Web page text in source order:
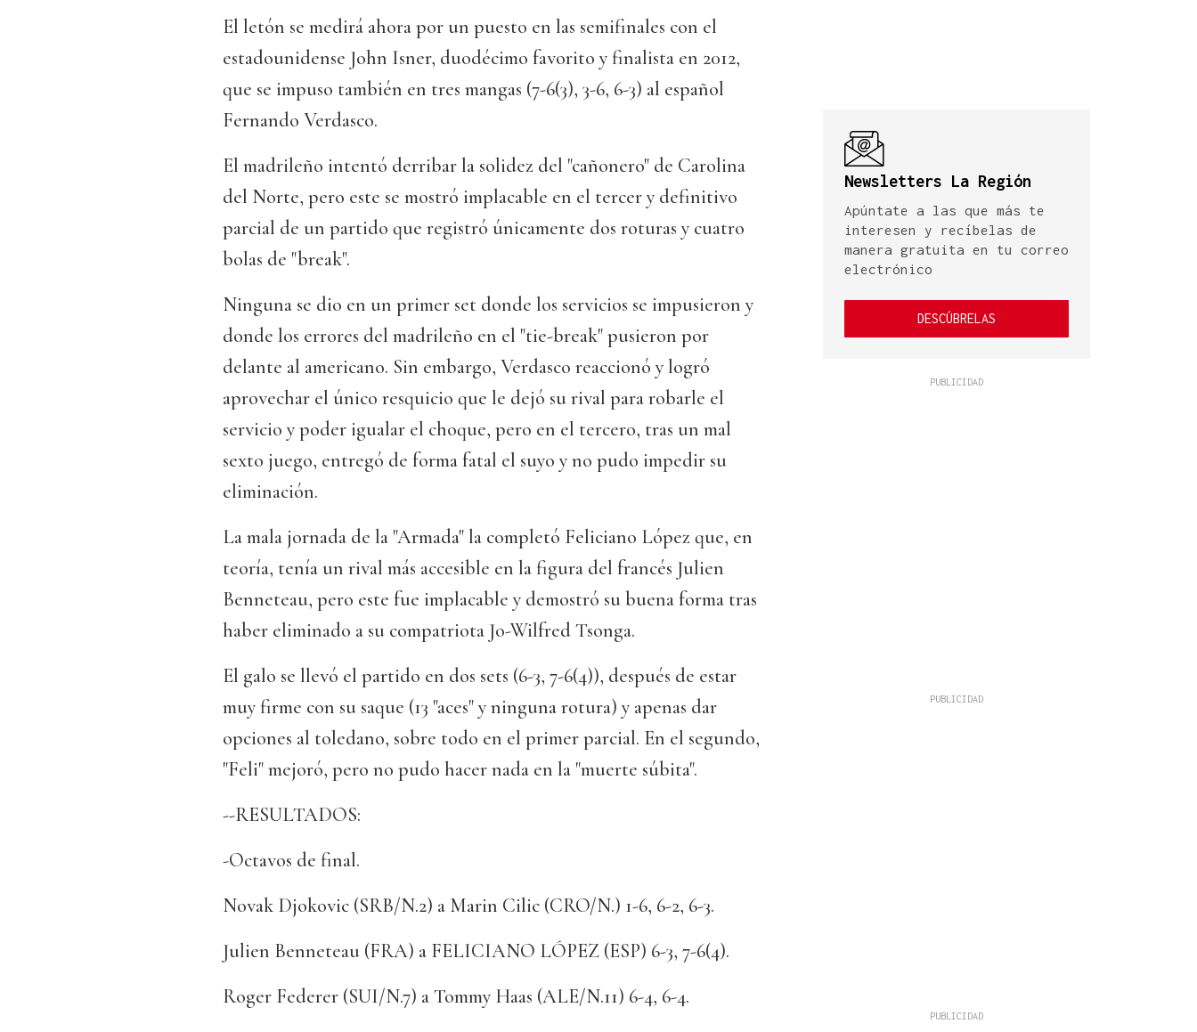
El letón se medirá ahora por un puesto en las semifinales con el
estadounidense John Isner, duodécimo favorito y finalista en 2012,
que se impuso también en tres mangas (7-6(3), 3-6, 6-3) al español
Fernando Verdasco.
El madrileño intentó derribar la solidez del "cañonero" de Carolina
del Norte, pero este se mostró implacable en el tercer y definitivo
parcial de un partido que registró únicamente dos roturas y cuatro
bolas de "break".
Ninguna se dio en un primer set donde los servicios se impusieron y
donde los errores del madrileño en el "tie-break" pusieron por
delante al americano. Sin embargo, Verdasco reaccionó y logró
aprovechar el único resquicio que le dejó su rival para robarle el
servicio y poder igualar el choque, pero en el tercero, tras un mal
sexto juego, entregó de forma fatal el suyo y no pudo impedir su
eliminación.
La mala jornada de la "Armada" la completó Feliciano López que, en
teoría, tenía un rival más accesible en la figura del francés Julien
Benneteau, pero este fue implacable y demostró su buena forma tras
haber eliminado a su compatriota Jo-Wilfred Tsonga.
El galo se llevó el partido en dos sets (6-3, 7-6(4)), después de estar
muy firme con su saque (13 "aces" y ninguna rotura) y apenas dar
opciones al toledano, sobre todo en el primer parcial. En el segundo,
"Feli" mejoró, pero no pudo hacer nada en la "muerte súbita".
--RESULTADOS:
-Octavos de final.
Novak Djokovic (SRB/N.2) a Marin Cilic (CRO/N.) 1-6, 6-2, 6-3.
Julien Benneteau (FRA) a FELICIANO LÓPEZ (ESP) 6-3, 7-6(4).
Roger Federer (SUI/N.7) a Tommy Haas (ALE/N.11) 6-4, 6-4.
Newsletters La Región
Apúntate a las que más te
interesen y recíbelas de
manera gratuita en tu correo
electrónico
DESCÚBRELAS